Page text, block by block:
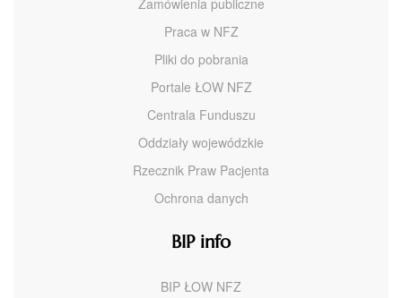
Zamówienia publiczne
Praca w NFZ
Pliki do pobrania
Portale ŁOW NFZ
Centrala Funduszu
Oddziały wojewódzkie
Rzecznik Praw Pacjenta
Ochrona danych
BIP info
BIP ŁOW NFZ